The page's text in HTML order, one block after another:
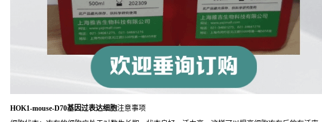
HOK1-mouse-D70基因过表达细胞注意事项